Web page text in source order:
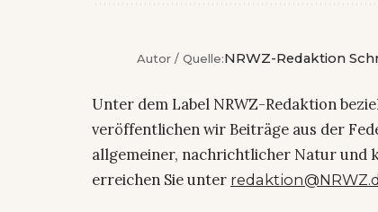
Autor / Quelle:NRWZ-Redaktion
Unter dem Label NRWZ-Redaktion
veröffentlichen wir Beiträge aus der
allgemeiner, nachrichtlicher Natur und
erreichen Sie unter